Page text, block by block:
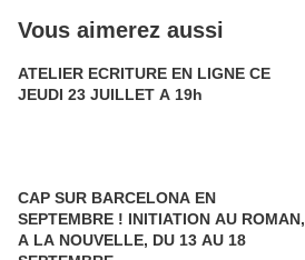
Vous aimerez aussi
ATELIER ECRITURE EN LIGNE CE
JEUDI 23 JUILLET A 19h
CAP SUR BARCELONA EN
SEPTEMBRE ! INITIATION AU ROMAN,
A LA NOUVELLE, DU 13 AU 18